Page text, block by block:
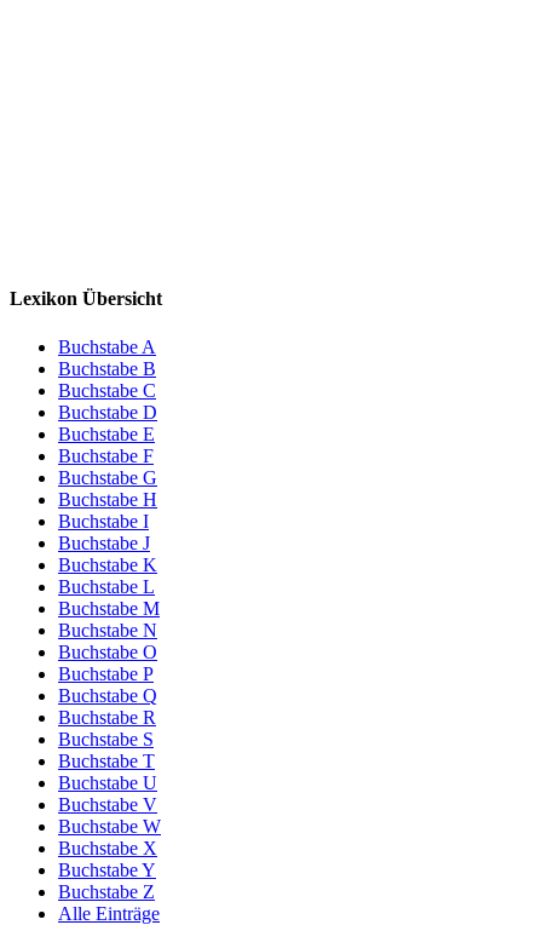
Lexikon Übersicht
Buchstabe A
Buchstabe B
Buchstabe C
Buchstabe D
Buchstabe E
Buchstabe F
Buchstabe G
Buchstabe H
Buchstabe I
Buchstabe J
Buchstabe K
Buchstabe L
Buchstabe M
Buchstabe N
Buchstabe O
Buchstabe P
Buchstabe Q
Buchstabe R
Buchstabe S
Buchstabe T
Buchstabe U
Buchstabe V
Buchstabe W
Buchstabe X
Buchstabe Y
Buchstabe Z
Alle Einträge